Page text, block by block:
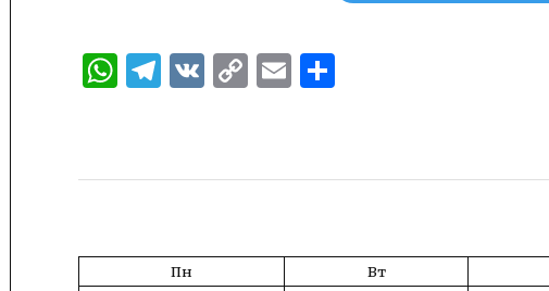
WhatsApp
Telegram
VK CopyEmail
Пн
Вт